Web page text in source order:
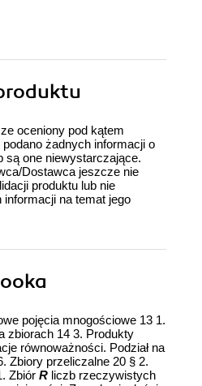
oceniony pod kątem
podano żadnych informacji o
są one niewystarczające.
Dostawca jeszcze nie
produktu lub nie
informacji na temat jego
pojęcia mnogościowe 13 1.
zbiorach 14 3. Produkty
równoważności. Podział na
Zbiory przeliczalne 20 § 2.
Zbiór R liczb rzeczywistych